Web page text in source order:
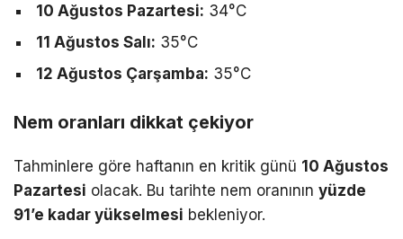
10 Ağustos Pazartesi: 34°C
11 Ağustos Salı: 35°C
12 Ağustos Çarşamba: 35°C
Nem oranları dikkat çekiyor
Tahminlere göre haftanın en kritik günü 10 Ağustos
Pazartesi olacak. Bu tarihte nem oranının yüzde
91’e kadar yükselmesi bekleniyor.